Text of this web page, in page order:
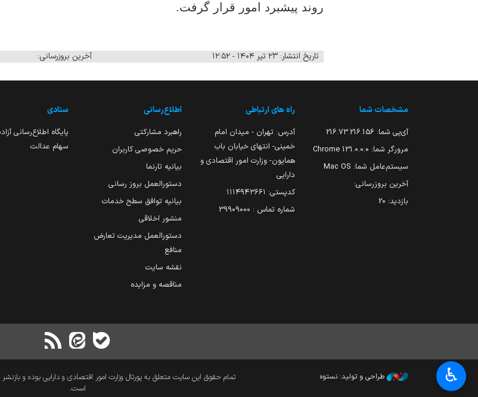
روند پیشبرد امور قرار گرفت.
تاریخ انتشار: ۲۳ تیر ۱۴۰۴ - ۱۲:۵۲ آخرین بروزرسانی:
مشخصات شما
آی‌پی شما: 216.73.216.156
مرورگر شما: 131.0.0.0 Chrome
سیستم‌عامل شما: Mac OS
آخرین بروزرسانی:
بازدید: 20
راه های ارتباطی
آدرس: تهران - میدان امام
خمینی- انتهای خیابان باب
همایون- وزارت امور اقتصادی و
دارایی
کدپستی: ۱۱۱۴۹۴۳۶۶۱
شماره تماس : 39909000
اطلاع‌رسانی
راهبرد مشارکتی
حریم خصوصی کاربران
بیانیه تارنما
دستورالعمل بروز رسانی
بیانیه توافق سطح خدمات
منشور اخلاقی
دستورالعمل مدیریت تعارض
منافع
نقشه سایت
مناقصه و مزایده
ستادی
پایگاه اطلاع‌رسانی
سهام عدالت
طراحی و تولید: نستوه
تمام حقوق این سایت متعلق به پورتال وزارت امور اقتصادی و دارایی بوده و بازنشر
است.
♿︎